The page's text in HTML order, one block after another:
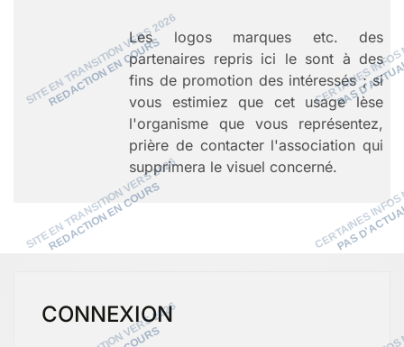
Les logos marques etc. des
partenaires repris ici le sont à des
fins de promotion des intéressés ; si
vous estimiez que cet usage lèse
l'organisme que vous représentez,
prière de contacter l'association qui
supprimera le visuel concerné.
CONNEXION